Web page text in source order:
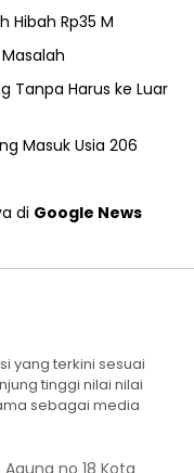
Hibah Rp35 M
Tanpa Harus ke Luar
Masuk Usia 206
di Google News
yang terkini sesuai
tinggi nilai nilai
sebagai media
no 18 Kota